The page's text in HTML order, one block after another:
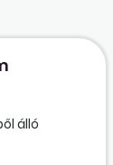
álló